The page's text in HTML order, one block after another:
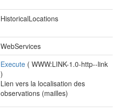
HistoricalLocations
WebServices
Execute ( WWW:LINK-1.0-http--link
)
Lien vers la localisation des
observations (mailles)